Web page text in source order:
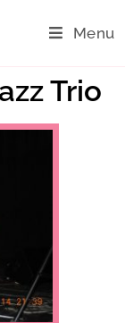
Menu
Trio